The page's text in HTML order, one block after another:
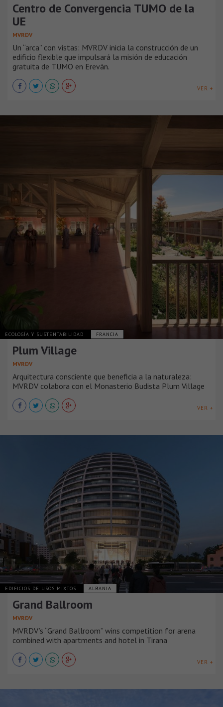
Centro de Convergencia TUMO de la
UE
MVRDV
Un “arca” con vistas: MVRDV inicia la construcción de un
edificio flexible que impulsará la misión de educación
gratuita de TUMO en Ereván.
VER +
ECOLOGÍA Y SUSTENTABILIDAD FRANCIA
Plum Village
MVRDV
Arquitectura consciente que beneficia a la naturaleza:
MVRDV colabora con el Monasterio Budista Plum Village
VER +
EDIFICIOS DE USOS MIXTOS ALBANIA
Grand Ballroom
MVRDV
MVRDV’s “Grand Ballroom” wins competition for arena
combined with apartments and hotel in Tirana
VER +